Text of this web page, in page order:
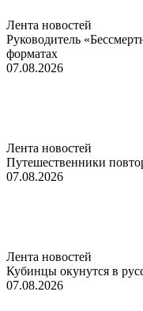
Лента новостей
Руководитель
форматах
07.08.2026
Лента новостей
Путешественники
07.08.2026
Лента новостей
Кубинцы окунутся в
07.08.2026